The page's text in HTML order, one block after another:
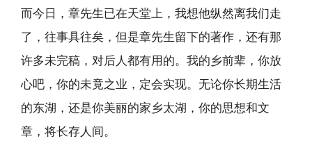
而今日，章先生已在天堂上，我想他纵然离我们走
了，往事具往矣，但是章先生留下的著作，还有那
许多未完稿，对后人都有用的。我的乡前辈，你放
心吧，你的未竟之业，定会实现。无论你长期生活
的东湖，还是你美丽的家乡太湖，你的思想和文
章，将长存人间。